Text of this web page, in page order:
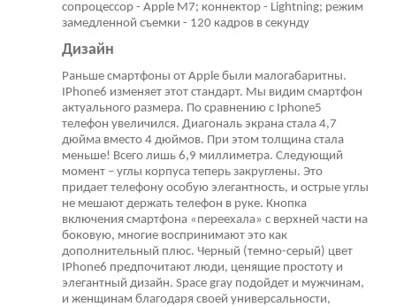
сопроцессор - Apple M7; коннектор - Lightning; режим
замедленной съемки - 120 кадров в секунду
Дизайн
Раньше смартфоны от Apple были малогабаритны.
IPhone6 изменяет этот стандарт. Мы видим смартфон
актуального размера. По сравнению с Iphone5
телефон увеличился. Диагональ экрана стала 4,7
дюйма вместо 4 дюймов. При этом толщина стала
меньше! Всего лишь 6,9 миллиметра. Следующий
момент – углы корпуса теперь закруглены. Это
придает телефону особую элегантность, и острые углы
не мешают держать телефон в руке. Кнопка
включения смартфона «переехала» с верхней части на
боковую, многие воспринимают это как
дополнительный плюс. Черный (темно-серый) цвет
IPhone6 предпочитают люди, ценящие простоту и
элегантный дизайн. Space gray подойдет и мужчинам,
и женщинам благодаря своей универсальности,